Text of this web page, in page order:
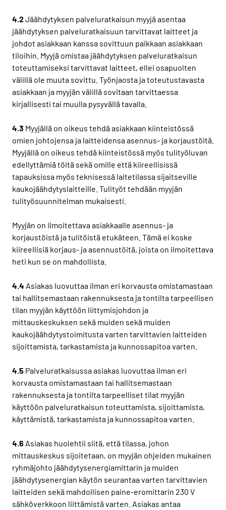
4.2 Jäähdytyksen palveluratkaisun myyjä asentaa
jäähdytyksen palveluratkaisuun tarvittavat laitteet ja
johdot asiakkaan kanssa sovittuun paikkaan asiakkaan
tiloihin. Myyjä omistaa jäähdytyksen palveluratkaisun
toteuttamiseksi tarvittavat laitteet, ellei osapuolten
välillä ole muuta sovittu. Työnjaosta ja toteutustavasta
asiakkaan ja myyjän välillä sovitaan tarvittaessa
kirjallisesti tai muulla pysyvällä tavalla.
4.3 Myyjällä on oikeus tehdä asiakkaan kiinteistössä
omien johtojensa ja laitteidensa asennus- ja korjaustöitä.
Myyjällä on oikeus tehdä kiinteistössä myös tulityöluvan
edellyttämiä töitä sekä omille että kiireellisissä
tapauksissa myös teknisessä laitetilassa sijaitseville
kaukojäähdytyslaitteille. Tulityöt tehdään myyjän
tulityösuunnitelman mukaisesti.
Myyjän on ilmoitettava asiakkaalle asennus- ja
korjaustöistä ja tulitöistä etukäteen. Tämä ei koske
kiireellisiä korjaus- ja asennustöitä, joista on ilmoitettava
heti kun se on mahdollista.
4.4 Asiakas luovuttaa ilman eri korvausta omistamastaan
tai hallitsemastaan rakennuksesta ja tontilta tarpeellisen
tilan myyjän käyttöön liittymisjohdon ja
mittauskeskuksen sekä muiden sekä muiden
kaukojäähdytystoimitusta varten tarvittavien laitteiden
sijoittamista, tarkastamista ja kunnossapitoa varten.
4.5 Palveluratkaisussa asiakas luovuttaa ilman eri
korvausta omistamastaan tai hallitsemastaan
rakennuksesta ja tontilta tarpeelliset tilat myyjän
käyttöön palveluratkaisun toteuttamista, sijoittamista,
käyttämistä, tarkastamista ja kunnossapitoa varten.
4.6 Asiakas huolehtii siitä, että tilassa, johon
mittauskeskus sijoitetaan, on myyjän ohjeiden mukainen
ryhmäjohto jäähdytysenergiamittarin ja muiden
jäähdytysenergian käytön seurantaa varten tarvittavien
laitteiden sekä mahdollisen paine-eromittarin 230 V
sähköverkkoon liittämistä varten. Asiakas antaa